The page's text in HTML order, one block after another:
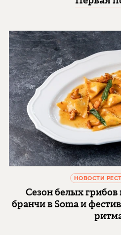
НОВОСТИ
Сезон белых грибов
бранчи в Soma и